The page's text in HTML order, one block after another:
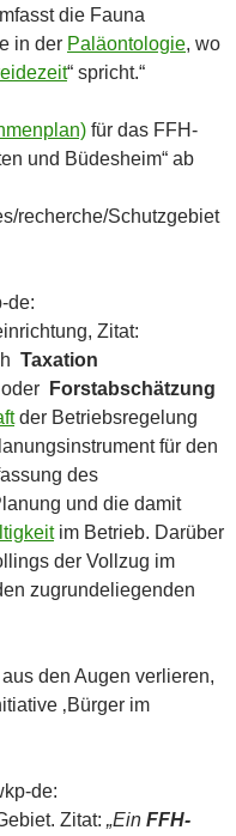
die Fauna
in der Paläontologie, wo
“ spricht.“
für das FFH-
und Büdesheim“ ab
recherche/Schutzgebiet
de:
Zitat:
Taxation
oder
Forstabschätzung
der Betriebsregelung
für den
des
und die damit
im Betrieb. Darüber
der Vollzug im
zugrundeliegenden
den Augen verlieren,
‚Bürger im
de:
Zitat: „Ein FFH-